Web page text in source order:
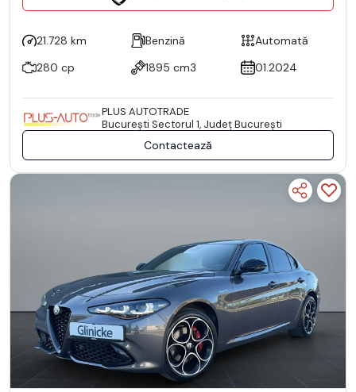
21.728 km Benzină
Automată
280 cp
1895 cm3 01.2024
PLUS AUTOTRADE
Bucureşti Sectorul 1, Județ București
Contactează